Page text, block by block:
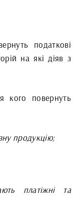
податкові
на які діяв з
кого повернуть
продукцію;
платіжні та